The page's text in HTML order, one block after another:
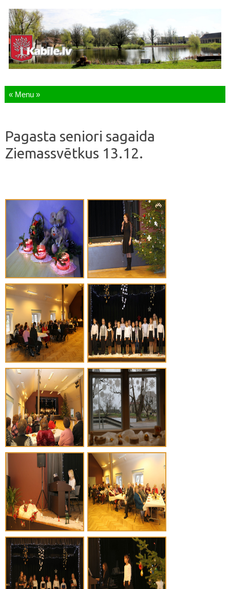
Skip to content
Pagasta seniori sagaida
Ziemassvētkus 13.12.